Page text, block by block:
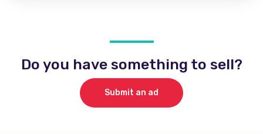
Do you have something to sell?
Submit an ad